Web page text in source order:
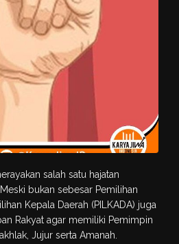
salah satu hajatan
bukan sebesar Pemilihan
Kepala Daerah (PILKADA) juga
Rakyat agar memiliki Pemimpin
Jujur serta Amanah.